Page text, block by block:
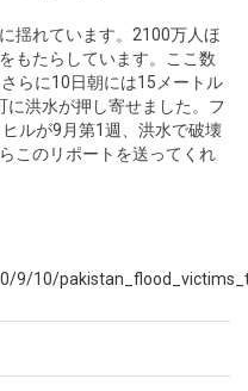
揺れています。2100万人ほ
もたらしています。ここ数
らに10日朝には15メートル
洪水が押し寄せました。フ
ルが9月第1週、洪水で破壊
このリポートを送ってくれ
9/10/